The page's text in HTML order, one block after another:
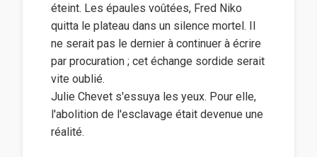
éteint. Les épaules voûtées, Fred Niko
quitta le plateau dans un silence mortel. Il
ne serait pas le dernier à continuer à écrire
par procuration ; cet échange sordide serait
vite oublié.
Julie Chevet s'essuya les yeux. Pour elle,
l'abolition de l'esclavage était devenue une
réalité.